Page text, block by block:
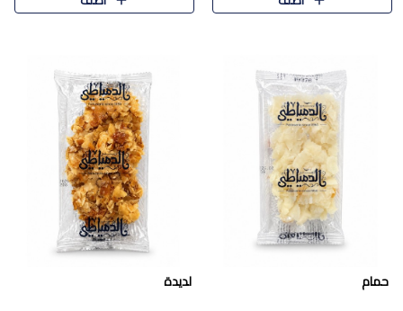
حمام لديدة